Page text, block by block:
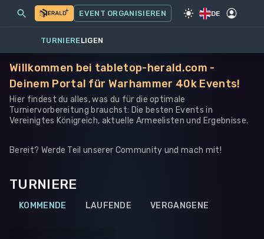
SPIEL·WARHAMMER 40K
MEINE EVENTS MEHR
EVENT ORGANISIEREN DE
TURNIERELIGEN
Willkommen bei tabletop-herald.com -
Deinem Portal für Warhammer 40k Events!
Hier findest du alles, was du für die optimale
Turniervorbereitung brauchst: Die besten Events in
Vereinigtes Königreich, aktuelle Armeelisten und Ergebnisse.
Bereit? Werde Teil unserer Community und mach mit!
TURNIERE
KOMMENDE LAUFENDE VERGANGENE